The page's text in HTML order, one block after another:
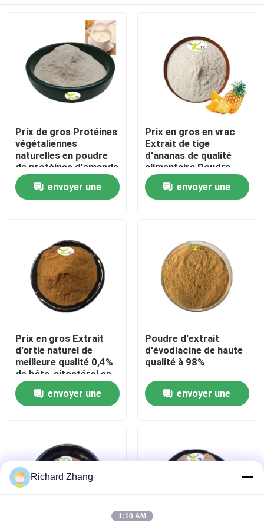
À la maison
À propos de nous
Visite de l'usine
Contrôle de la qualité
Nous contacter
Poudre d'extrait de plante
Poudre superbe de nourriture
Matières premières cosmétiques
Prix ​​de gros Protéines
végétaliennes
naturelles en poudre
de protéines d'amande
40 % 50 % 60 %
envoyer une
Prix en gros en vrac
Extrait de tige
d'ananas de qualité
alimentaire Poudre
d'enzyme de
bromélaïne
1200/2400 GDU
envoyer une
Prix en gros Extrait
d'ortie naturel de
meilleure qualité 0,4%
de bêta-sitostérol en
poudre
envoyer une
Poudre d'extrait
d'évodiacine de haute
qualité à 98%
envoyer une
Richard Zhang
1:10 AM